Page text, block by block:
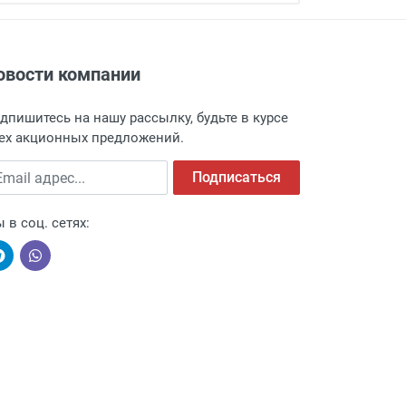
г. Москва, Переведеновский
о поступлении товара.
пункт выдачи, чтобы избежать
компаниями, поэтому легко и
компании
на нашу рассылку, будьте в курсе
акционных предложений.
адрес Подписаться
в соц. сетях: